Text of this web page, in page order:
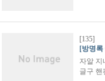
[135]
[방명록
자알 지
글구 핸